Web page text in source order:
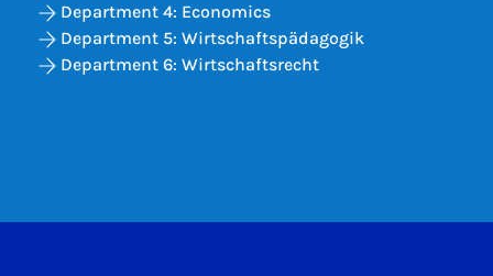
Department 4: Economics
Department 5: Wirtschaftspädagogik
Department 6: Wirtschaftsrecht